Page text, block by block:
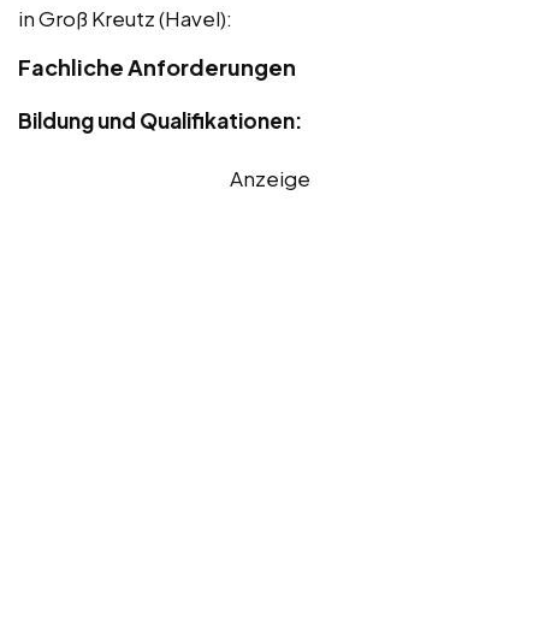
in Groß Kreutz (Havel):
Fachliche Anforderungen
Bildung und Qualifikationen:
Anzeige